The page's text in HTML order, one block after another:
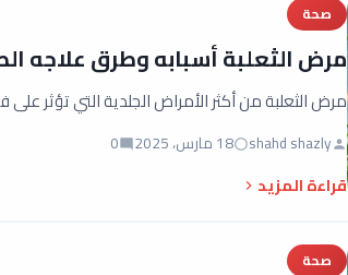
صحة
مرض الثعلبة أسبابه وطرق علاجه
مرض الثعلبة من أكثر الأمراض الجلدية التي تؤثر
shahd shazly 18 مارس، 2025 0
قراءة المزيد
صحة